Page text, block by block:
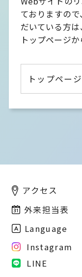
ておりますので、
だいている方
トップページか
トップペー
アクセス
外来担当表
Language
Instagram
LINE